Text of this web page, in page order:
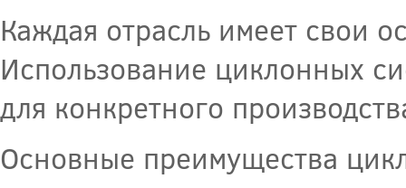
Каждая отрасль имеет свои
Использование циклонных
для конкретного
Основные преимущества